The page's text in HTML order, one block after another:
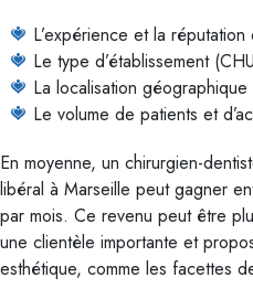
L’expérience et la
Le type d’établissement
La localisation
Le volume de patients et
En moyenne, un chirurgien-
libéral à Marseille peut gagner
par mois. Ce revenu peut être
une clientèle importante et
esthétique, comme les facettes